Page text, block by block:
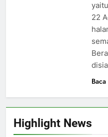
Highlight News
22